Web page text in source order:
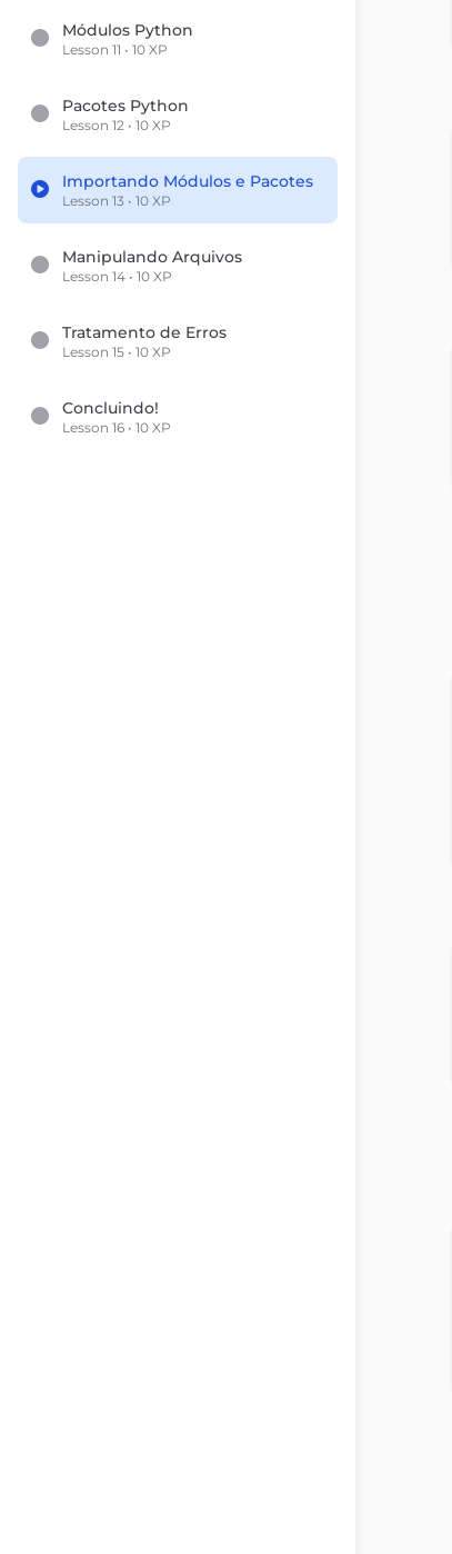
Módulos Python
Lesson 11 • 10 XP
Pacotes Python
Lesson 12 • 10 XP
Importando Módulos e Pacotes
Lesson 13 • 10 XP
Manipulando Arquivos
Lesson 14 • 10 XP
Tratamento de Erros
Lesson 15 • 10 XP
Concluindo!
Lesson 16 • 10 XP